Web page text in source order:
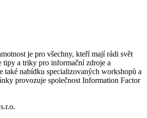
je pro všechny, kteří mají rádi svět
tipy a triky pro informační zdroje a
také nabídku specializovaných workshopů a
provozuje společnost Information Factor